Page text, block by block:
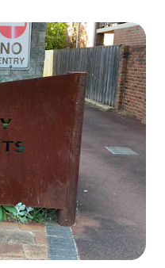
hóspedes